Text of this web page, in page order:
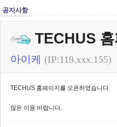
공지사항
TECHUS
아이케 (IP:119.xxx.155)
TECHUS 홈페이지를 오픈하였습니다.
많은 이용 바랍니다.